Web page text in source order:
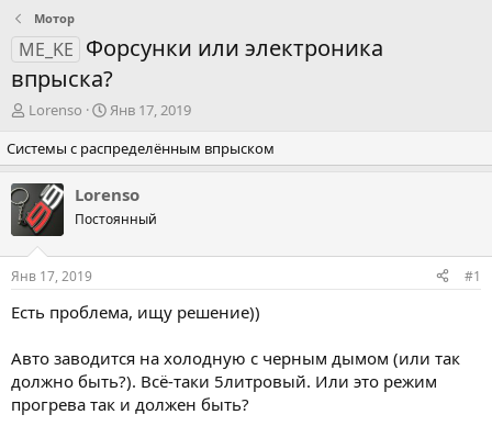
Мотор
ME_KE Форсунки или электроника
впрыска?
А
т
о
р
т
е
м
Lorenso
Д
т
а
н
а
ч
а
Янв 17, 2019
Системы с распределённым впрыском
Lorenso
Постоянный
Янв 17, 2019 #1
Есть проблема, ищу решение))
Авто заводится на холодную с черным дымом (или так
должно быть?). Всё-таки 5литровый. Или это режим
прогрева так и должен быть?